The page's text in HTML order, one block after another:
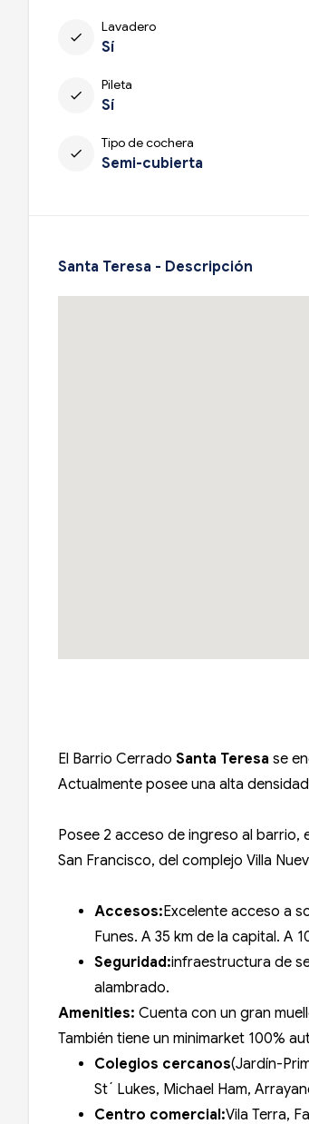
check
Lavadero
Sí
check
Pileta
Sí
check
Tipo de cochera
Semi-cubierta
Santa Teresa - Descripción
El Barrio Cerrado Santa Teresa se
Actualmente posee una alta
Posee 2 acceso de ingreso al barrio,
San Francisco, del complejo Villa
Accesos:Excelente acceso a
Funes. A 35 km de la capital. A
Seguridad:infraestructura de
alambrado.
Amenities: Cuenta con un gran
También tiene un minimarket 100%
Colegios cercanos(Jardín-
St´ Lukes, Michael Ham,
Centro comercial:Vila Terra,